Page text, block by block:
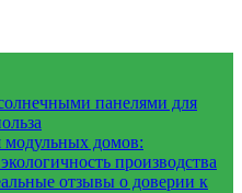
панелями для
домов:
производства
отзывы о доверии к